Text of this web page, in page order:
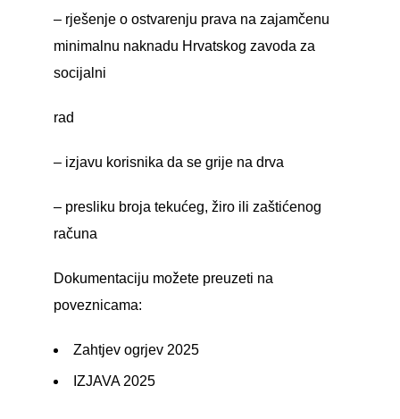
– rješenje o ostvarenju prava na zajamčenu
minimalnu naknadu Hrvatskog zavoda za
socijalni
rad
– izjavu korisnika da se grije na drva
– presliku broja tekućeg, žiro ili zaštićenog
računa
Dokumentaciju možete preuzeti na
poveznicama:
Zahtjev ogrjev 2025
IZJAVA 2025